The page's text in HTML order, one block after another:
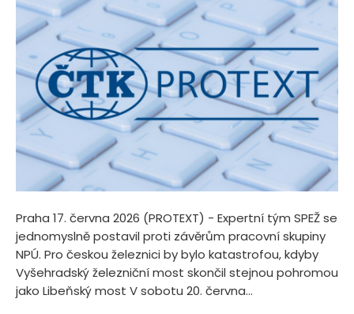
Praha 17. června 2026 (PROTEXT) - Expertní tým SPEŽ se
jednomyslně postavil proti závěrům pracovní skupiny
NPÚ. Pro českou železnici by bylo katastrofou, kdyby
Vyšehradský železniční most skončil stejnou pohromou
jako Libeňský most V sobotu 20. června...